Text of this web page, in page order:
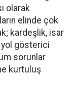
olarak
elinde çok
kardeşlik, isar
yol gösterici
sorunlar
kurtuluş